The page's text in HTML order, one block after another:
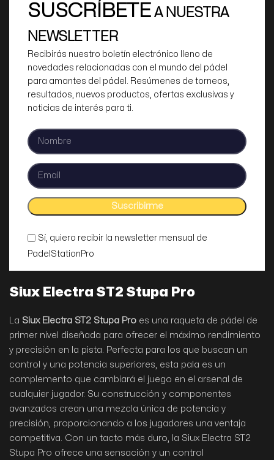
SUSCRÍBETE A NUESTRA
NEWSLETTER
Recibirás nuestro boletín electrónico lleno de
novedades relacionadas con el mundo del pádel
para amantes del pádel. Resúmenes de torneos,
resultados, nuevos productos, ofertas exclusivas y
noticias de interés para ti.
Sí, quiero recibir la newsletter mensual de
PadelStationPro
Siux Electra ST2 Stupa Pro
La Siux Electra ST2 Stupa Pro es una raqueta de pádel de
primer nivel diseñada para ofrecer el máximo rendimiento
y precisión en la pista. Perfecta para los que buscan un
control y una potencia superiores, esta pala es un
complemento que cambiará el juego en el arsenal de
cualquier jugador. Su construcción y componentes
avanzados crean una mezcla única de potencia y
precisión, proporcionando a los jugadores una ventaja
competitiva. Con un tacto más duro, la Siux Electra ST2
Stupa Pro ofrece una sensación y un control